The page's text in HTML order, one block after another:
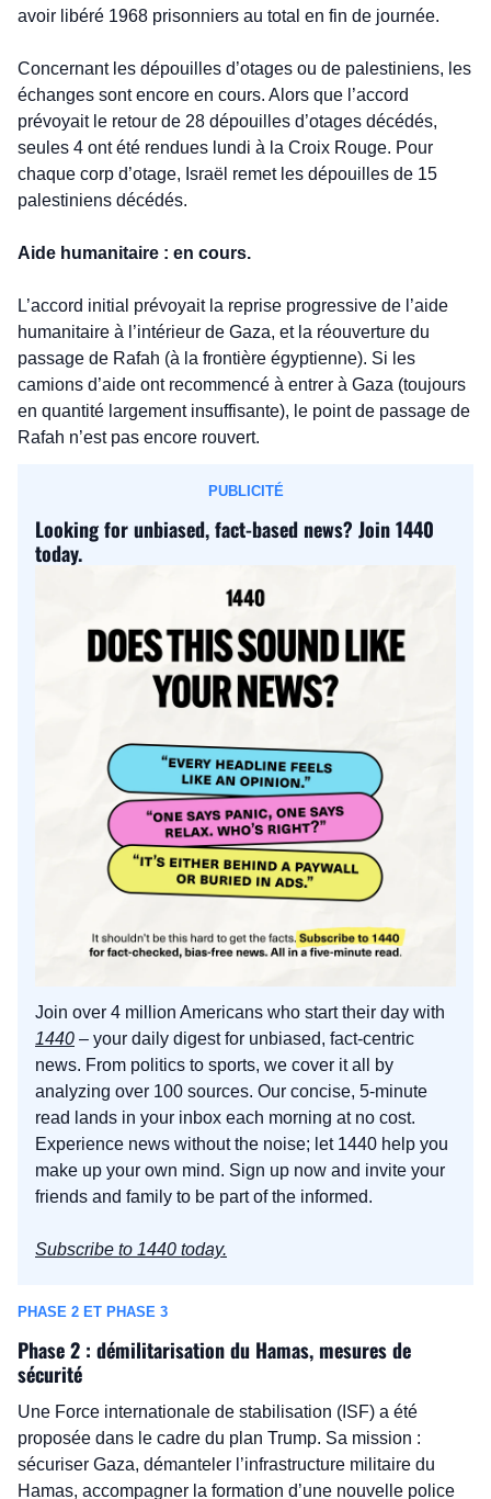
avoir libéré 1968 prisonniers au total en fin de journée.
Concernant les dépouilles d’otages ou de palestiniens, les
échanges sont encore en cours. Alors que l’accord
prévoyait le retour de 28 dépouilles d’otages décédés,
seules 4 ont été rendues lundi à la Croix Rouge. Pour
chaque corp d’otage, Israël remet les dépouilles de 15
palestiniens décédés.
Aide humanitaire : en cours.
L’accord initial prévoyait la reprise progressive de l’aide
humanitaire à l’intérieur de Gaza, et la réouverture du
passage de Rafah (à la frontière égyptienne). Si les
camions d’aide ont recommencé à entrer à Gaza (toujours
en quantité largement insuffisante), le point de passage de
Rafah n’est pas encore rouvert.
PUBLICITÉ
Looking for unbiased, fact-based news? Join 1440
today.
1440 – your daily digest for unbiased, fact-centric
news. From politics to sports, we cover it all by
analyzing over 100 sources. Our concise, 5-minute
read lands in your inbox each morning at no cost.
Experience news without the noise; let 1440 help you
make up your own mind. Sign up now and invite your
friends and family to be part of the informed.
Subscribe to 1440 today.
PHASE 2 ET PHASE 3
Phase 2 : démilitarisation du Hamas, mesures de
sécurité
Une Force internationale de stabilisation (ISF) a été
proposée dans le cadre du plan Trump. Sa mission :
sécuriser Gaza, démanteler l’infrastructure militaire du
Hamas, accompagner la formation d’une nouvelle police